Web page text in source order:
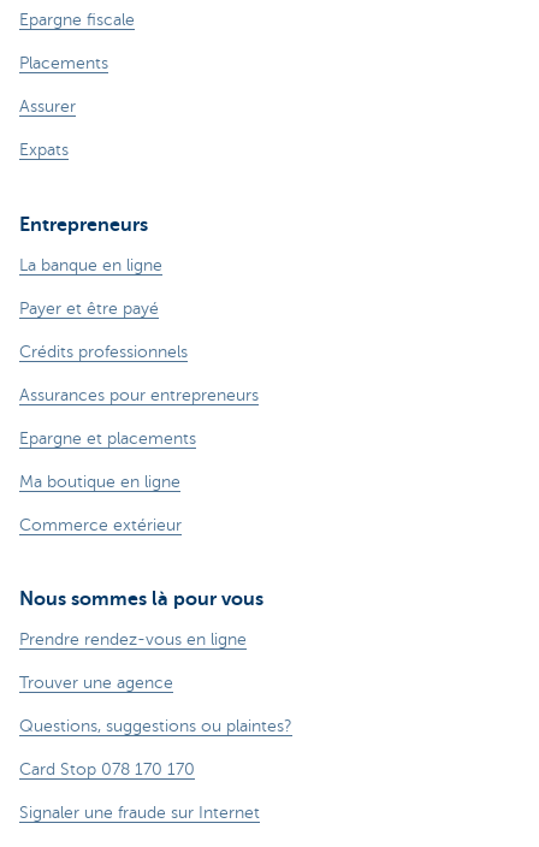
Epargne fiscale
Placements
Assurer
Expats
Entrepreneurs
La banque en ligne
Payer et être payé
Crédits professionnels
Assurances pour entrepreneurs
Epargne et placements
Ma boutique en ligne
Commerce extérieur
Nous sommes là pour vous
Prendre rendez-vous en ligne
Trouver une agence
Questions, suggestions ou plaintes?
Card Stop 078 170 170
Signaler une fraude sur Internet